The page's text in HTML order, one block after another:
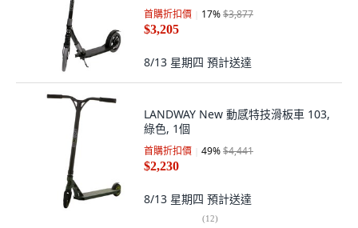
首購折扣價 17%$3,877
$3,205
8/13 星期四 預計送達
LANDWAY New 動感特技滑板車 103,
綠色, 1個
首購折扣價 49%$4,441
$2,230
8/13 星期四 預計送達
(12)